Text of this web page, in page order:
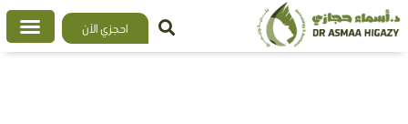
تخطي
إلى
احجزي الآن